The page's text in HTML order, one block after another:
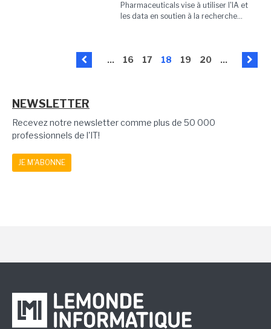
Pharmaceuticals vise à utiliser l'IA et
les data en soutien à la recherche...
... 16 17 18 19 20 ...
NEWSLETTER
Recevez notre newsletter comme plus de 50 000
professionnels de l'IT!
JE M'ABONNE